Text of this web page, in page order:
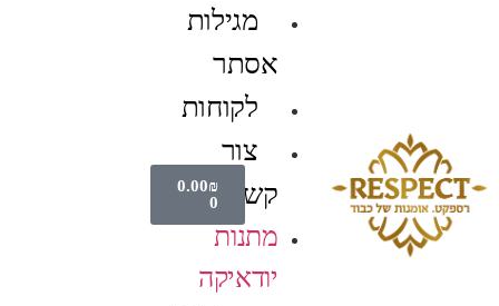
מגילות
אסתר
לקוחות
צור
קשר
מתנות
יודאיקה
0.00₪
0